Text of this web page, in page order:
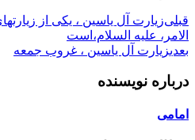
قبلیﺯﯾﺎﺭﺕ ﺁﻝ ﯾﺎﺳﯿﻦ ، ﯾﮑﯽ ﺍﺯ
ﺍﻻﻣﺮ، ﻋﻠﯿﻪ ﺍﻟﺴﻼﻡ،ﺍﺳﺖ
بعدیزیارت آل یاسین ، غروب جمعه
درباره نویسنده
امامی